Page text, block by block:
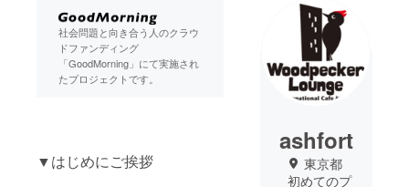
社会問題と向き合う人のクラウ
ドファンディング
「GoodMorning」にて実施され
たプロジェクトです。
▼はじめにご挨拶
ashfort
東京都
初めてのプ